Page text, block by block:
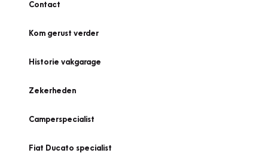
Contact
Kom gerust verder
Historie vakgarage
Zekerheden
Camperspecialist
Fiat Ducato specialist